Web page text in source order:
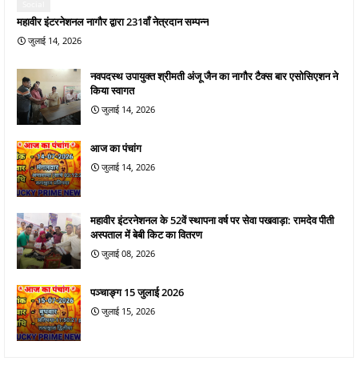
महावीर इंटरनेशनल नागौर द्वारा 231वाँ नेत्रदान सम्पन्न
जुलाई 14, 2026
नवपदस्थ उपायुक्त श्रीमती अंजू जैन का नागौर टैक्स बार एसोसिएशन ने
किया स्वागत
जुलाई 14, 2026
आज का पंचांग
जुलाई 14, 2026
महावीर इंटरनेशनल के 52वें स्थापना वर्ष पर सेवा पखवाड़ा: रामदेव पीती
अस्पताल में बेबी किट का वितरण
जुलाई 08, 2026
पञ्चाङ्ग 15 जुलाई 2026
जुलाई 15, 2026